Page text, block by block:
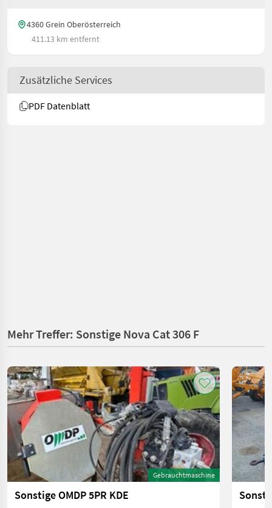
4360 Grein Oberösterreich
411.13 km entfernt
Zusätzliche Services
PDF Datenblatt
Mehr Treffer: Sonstige Nova Cat 306 F
Gebrauchtmaschine
Sonstige OMDP 5PR KDE